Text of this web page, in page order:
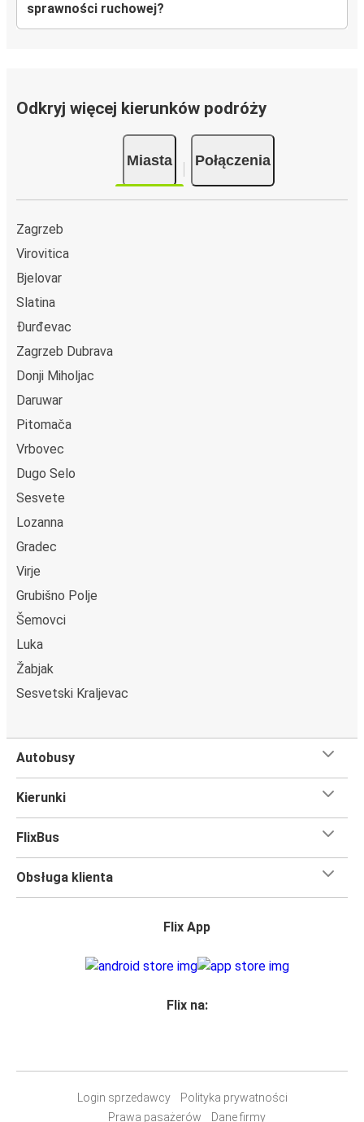
sprawności ruchowej?
Odkryj więcej kierunków podróży
Miasta Połączenia
Zagrzeb
Virovitica
Bjelovar
Slatina
Đurđevac
Zagrzeb Dubrava
Donji Miholjac
Daruwar
Pitomača
Vrbovec
Dugo Selo
Sesvete
Lozanna
Gradec
Virje
Grubišno Polje
Šemovci
Luka
Žabjak
Sesvetski Kraljevac
Autobusy
Kierunki
FlixBus
Obsługa klienta
Flix App
Flix na:
Login sprzedawcy
Polityka prywatności
Prawa pasażerów
Dane firmy